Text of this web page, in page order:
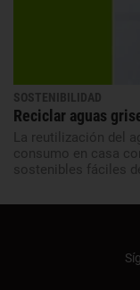
SOSTENIBILIDAD
Reciclar aguas
La reutilización del
consumo en casa
sostenibles fáciles